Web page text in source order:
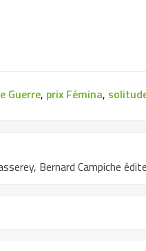
Guerre, prix Fémina,
Bernard Campiche